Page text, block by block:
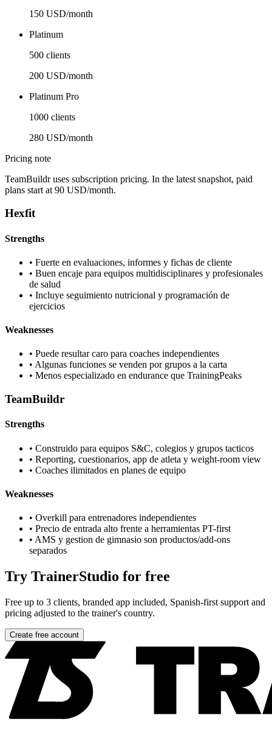
150 USD/month
Platinum
500 clients
200 USD/month
Platinum Pro
1000 clients
280 USD/month
Pricing note
TeamBuildr uses subscription pricing. In the latest snapshot, paid
plans start at 90 USD/month.
Hexfit
Strengths
• Fuerte en evaluaciones, informes y fichas de cliente
• Buen encaje para equipos multidisciplinares y profesionales
de salud
• Incluye seguimiento nutricional y programación de
ejercicios
Weaknesses
• Puede resultar caro para coaches independientes
• Algunas funciones se venden por grupos a la carta
• Menos especializado en endurance que TrainingPeaks
TeamBuildr
Strengths
• Construido para equipos S&C, colegios y grupos tacticos
• Reporting, cuestionarios, app de atleta y weight-room view
• Coaches ilimitados en planes de equipo
Weaknesses
• Overkill para entrenadores independientes
• Precio de entrada alto frente a herramientas PT-first
• AMS y gestion de gimnasio son productos/add-ons
separados
Try TrainerStudio for free
Free up to 3 clients, branded app included, Spanish-first support and
pricing adjusted to the trainer's country.
Create free account